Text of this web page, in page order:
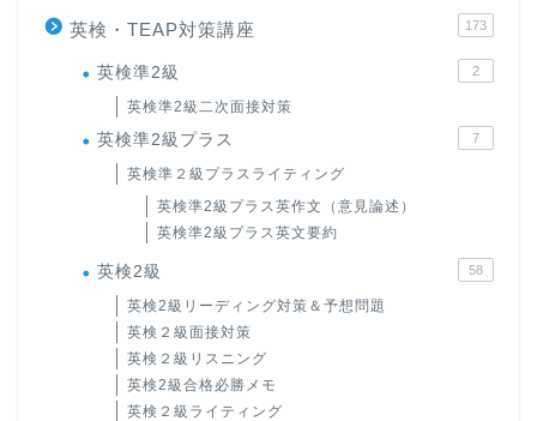
英検・TEAP対策講座 173
英検準2級 2
英検準2級二次面接対策
英検準2級プラス 7
英検準２級プラスライティング
英検準2級プラス英作文（意見論述）
英検準2級プラス英文要約
英検2級 58
英検2級リーディング対策＆予想問題
英検２級面接対策
英検２級リスニング
英検2級合格必勝メモ
英検２級ライティング